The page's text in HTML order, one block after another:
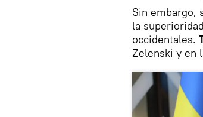
Sin embargo,
la
occidentales.
Zelenski y en